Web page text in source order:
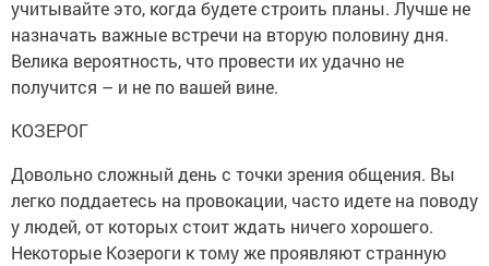
учитывайте это, когда будете строить планы. Лучше не
назначать важные встречи на вторую половину дня.
Велика вероятность, что провести их удачно не
получится – и не по вашей вине.
КОЗЕРОГ
Довольно сложный день с точки зрения общения. Вы
легко поддаетесь на провокации, часто идете на поводу
у людей, от которых стоит ждать ничего хорошего.
Некоторые Козероги к тому же проявляют странную